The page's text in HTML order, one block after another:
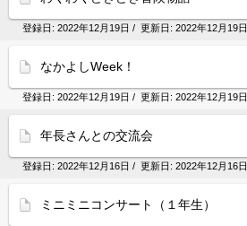
登録日: 2022年12月19日 / 更新日: 2022年12月19日
なかよしWeek！
登録日: 2022年12月19日 / 更新日: 2022年12月19日
年長さんとの交流会
登録日: 2022年12月16日 / 更新日: 2022年12月16日
ミニミニコンサート（１年生）